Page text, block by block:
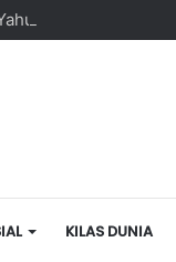
dan Masa
KILAS DUNIA